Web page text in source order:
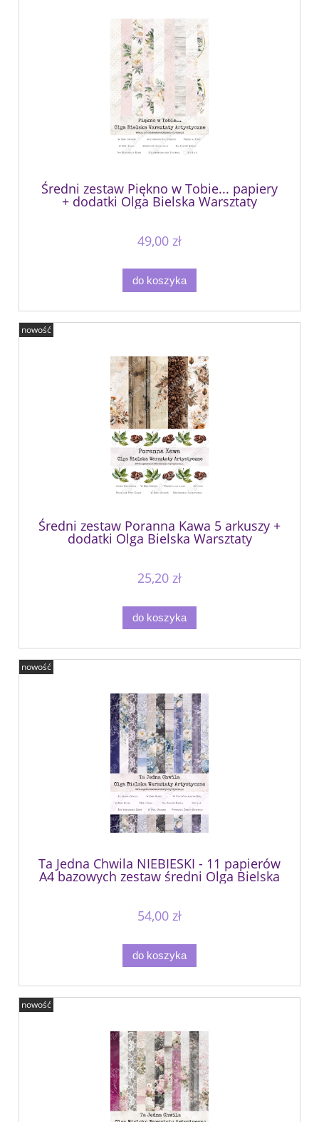
Średni zestaw Piękno w Tobie... papiery
+ dodatki Olga Bielska Warsztaty
Artystyczne
49,00 zł
do koszyka
Średni zestaw Poranna Kawa 5 arkuszy +
dodatki Olga Bielska Warsztaty
Artystyczne
25,20 zł
do koszyka
nowość
Ta Jedna Chwila NIEBIESKI - 11 papierów
A4 bazowych zestaw średni Olga Bielska
Warsztaty Artystyczne
54,00 zł
do koszyka
nowość
nowość